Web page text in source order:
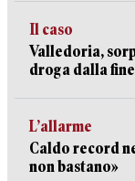
Il caso
Valledoria,
droga dalla
L’allarme
Caldo record
non bastano»